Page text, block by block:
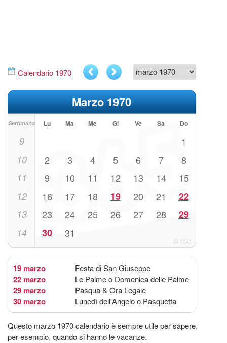
Calendario 1970
Marzo 1970
Settimana Lu Ma Me Gi Ve Sa Do
9 1
10 2 3 4 5 6 7 8
11 9 10 11 12 13 14 15
12 16 17 18 19 20 21 22
13 23 24 25 26 27 28 29
14 30 31
19 marzo Festa di San Giuseppe
22 marzo Le Palme o Domenica delle Palme
29 marzo Pasqua & Ora Legale
30 marzo Lunedì dell'Angelo o Pasquetta
Questo marzo 1970 calendario è sempre utile per sapere,
per esempio, quando si hanno le vacanze.